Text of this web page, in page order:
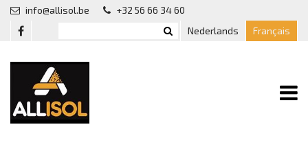
Aller au contenu principal
info@allisol.be
+32 56 66 34 60
Nederlands
Français